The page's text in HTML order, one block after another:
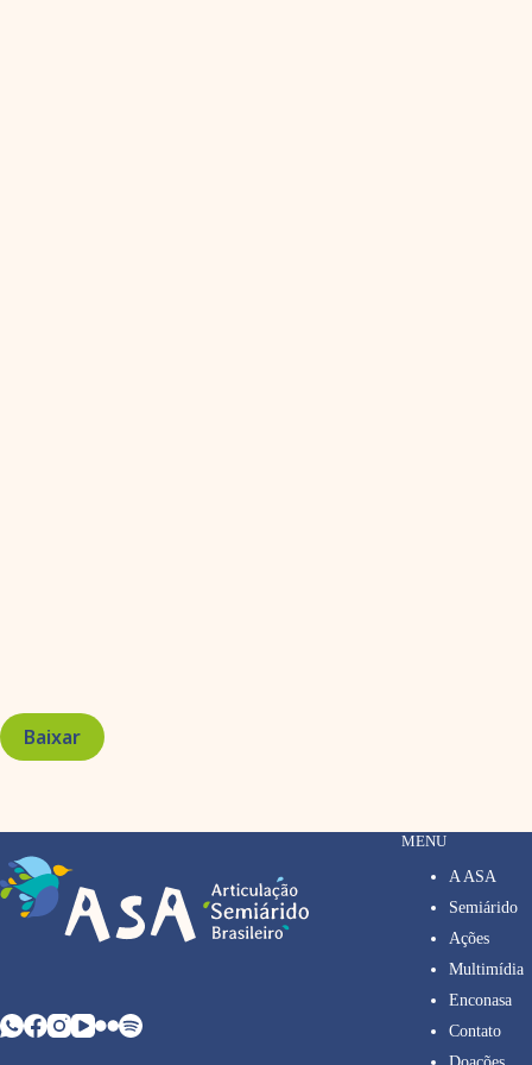
Baixar
MENU
A ASA
Semiárido
Ações
Multimídia
Enconasa
Contato